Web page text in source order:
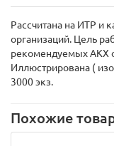
Рассчитана на ИТР и
организаций. Цель
рекомендуемых АКХ
Иллюстрирована (
3000 экз.
Похожие